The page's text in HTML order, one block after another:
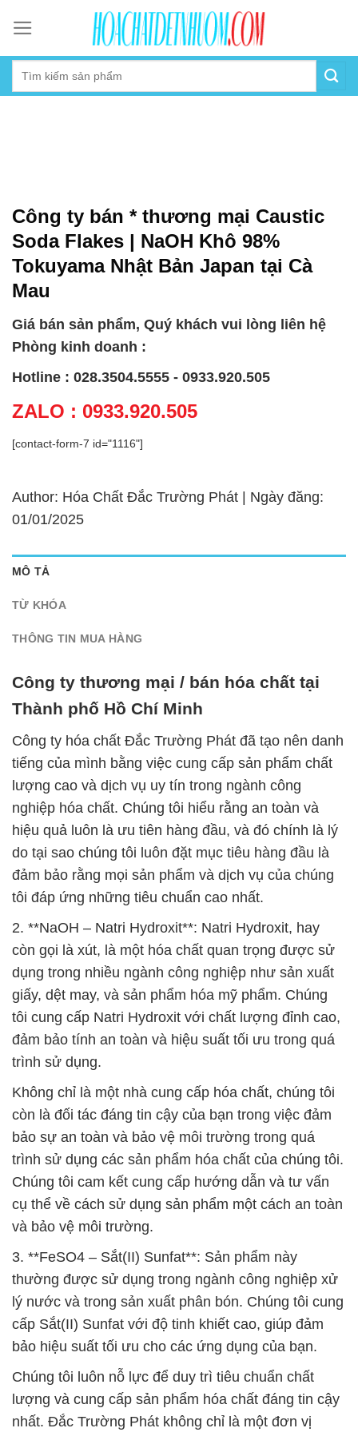
content
Công ty bán * thương mại Caustic
Soda Flakes | NaOH Khô 98%
Tokuyama Nhật Bản Japan tại Cà
Mau
Giá bán sản phẩm, Quý khách vui lòng liên hệ
Phòng kinh doanh :
Hotline : 028.3504.5555 - 0933.920.505
ZALO : 0933.920.505
[contact-form-7 id="1116"]
Author: Hóa Chất Đắc Trường Phát | Ngày đăng:
01/01/2025
MÔ TẢ
TỪ KHÓA
THÔNG TIN MUA HÀNG
Công ty thương mại / bán hóa chất tại
Thành phố Hồ Chí Minh
Công ty hóa chất Đắc Trường Phát đã tạo nên danh
tiếng của mình bằng việc cung cấp sản phẩm chất
lượng cao và dịch vụ uy tín trong ngành công
nghiệp hóa chất. Chúng tôi hiểu rằng an toàn và
hiệu quả luôn là ưu tiên hàng đầu, và đó chính là lý
do tại sao chúng tôi luôn đặt mục tiêu hàng đầu là
đảm bảo rằng mọi sản phẩm và dịch vụ của chúng
tôi đáp ứng những tiêu chuẩn cao nhất.
2. **NaOH – Natri Hydroxit**: Natri Hydroxit, hay
còn gọi là xút, là một hóa chất quan trọng được sử
dụng trong nhiều ngành công nghiệp như sản xuất
giấy, dệt may, và sản phẩm hóa mỹ phẩm. Chúng
tôi cung cấp Natri Hydroxit với chất lượng đỉnh cao,
đảm bảo tính an toàn và hiệu suất tối ưu trong quá
trình sử dụng.
Không chỉ là một nhà cung cấp hóa chất, chúng tôi
còn là đối tác đáng tin cậy của bạn trong việc đảm
bảo sự an toàn và bảo vệ môi trường trong quá
trình sử dụng các sản phẩm hóa chất của chúng tôi.
Chúng tôi cam kết cung cấp hướng dẫn và tư vấn
cụ thể về cách sử dụng sản phẩm một cách an toàn
và bảo vệ môi trường.
3. **FeSO4 – Sắt(II) Sunfat**: Sản phẩm này
thường được sử dụng trong ngành công nghiệp xử
lý nước và trong sản xuất phân bón. Chúng tôi cung
cấp Sắt(II) Sunfat với độ tinh khiết cao, giúp đảm
bảo hiệu suất tối ưu cho các ứng dụng của bạn.
Chúng tôi luôn nỗ lực để duy trì tiêu chuẩn chất
lượng và cung cấp sản phẩm hóa chất đáng tin cậy
nhất. Đắc Trường Phát không chỉ là một đơn vị